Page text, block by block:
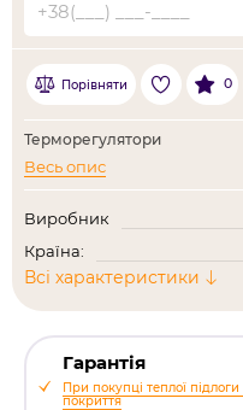
Порівняти 0
Терморегулятори
Весь опис
Виробник
Країна:
Всі характеристики
Гарантія
При покупці теплої
покриття